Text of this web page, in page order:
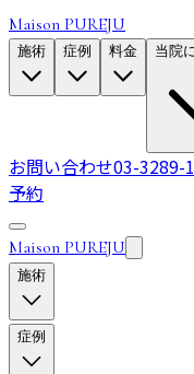
Maison PUREJU
施術 症例 料金 当院
お問い合わせ03-3289-
予約
Maison PUREJU
施術
症例